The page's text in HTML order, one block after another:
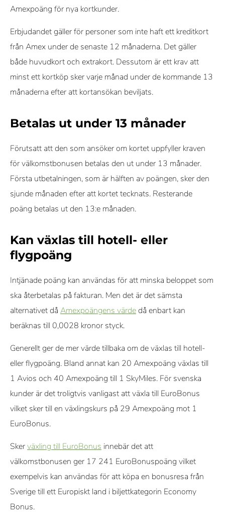
Amexpoäng för nya kortkunder.
Erbjudandet gäller för personer som inte haft ett kreditkort
från Amex under de senaste 12 månaderna. Det gäller
både huvudkort och extrakort. Dessutom är ett krav att
minst ett kortköp sker varje månad under de kommande 13
månaderna efter att kortansökan beviljats.
Betalas ut under 13 månader
Förutsatt att den som ansöker om kortet uppfyller kraven
för välkomstbonusen betalas den ut under 13 månader.
Första utbetalningen, som är hälften av poängen, sker den
sjunde månaden efter att kortet tecknats. Resterande
poäng betalas ut den 13:e månaden.
Kan växlas till hotell- eller
flygpoäng
Intjänade poäng kan användas för att minska beloppet som
ska återbetalas på fakturan. Men det är det sämsta
alternativet då Amexpoängens värdedå enbart kan
beräknas till 0,0028 kronor styck.
Generellt ger de mer värde tillbaka om de växlas till hotell-
eller flygpoäng. Bland annat kan 20 Amexpoäng växlas till
1 Avios och 40 Amexpoäng till 1 SkyMiles. För svenska
kunder är det troligtvis vanligast att växla till EuroBonus
vilket sker till en växlingskurs på 29 Amexpoäng mot 1
EuroBonus.
Skerväxling till EuroBonus innebär det att
välkomstbonusen ger 17 241 EuroBonuspoäng vilket
exempelvis kan användas för att köpa en bonusresa från
Sverige till ett Europiskt land i biljettkategorin Economy
Bonus.